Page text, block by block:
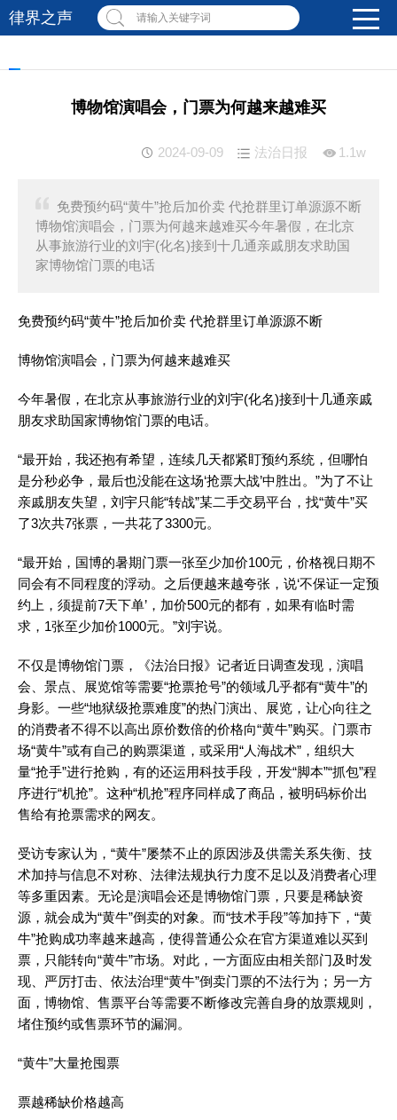
律界之声 请输入关键字词
博物馆演唱会，门票为何越来越难买
1.1w
法治日报
2024-09-09
免费预约码“黄牛”抢后加价卖 代抢群里订单源源不断
博物馆演唱会，门票为何越来越难买今年暑假，在北京
从事旅游行业的刘宇(化名)接到十几通亲戚朋友求助国
家博物馆门票的电话
免费预约码“黄牛”抢后加价卖 代抢群里订单源源不断
博物馆演唱会，门票为何越来越难买
今年暑假，在北京从事旅游行业的刘宇(化名)接到十几通亲戚
朋友求助国家博物馆门票的电话。
“最开始，我还抱有希望，连续几天都紧盯预约系统，但哪怕
是分秒必争，最后也没能在这场‘抢票大战’中胜出。”为了不让
亲戚朋友失望，刘宇只能“转战”某二手交易平台，找“黄牛”买
了3次共7张票，一共花了3300元。
“最开始，国博的暑期门票一张至少加价100元，价格视日期不
同会有不同程度的浮动。之后便越来越夸张，说‘不保证一定预
约上，须提前7天下单’，加价500元的都有，如果有临时需
求，1张至少加价1000元。”刘宇说。
不仅是博物馆门票，《法治日报》记者近日调查发现，演唱
会、景点、展览馆等需要“抢票抢号”的领域几乎都有“黄牛”的
身影。一些“地狱级抢票难度”的热门演出、展览，让心向往之
的消费者不得不以高出原价数倍的价格向“黄牛”购买。门票市
场“黄牛”或有自己的购票渠道，或采用“人海战术”，组织大
量“抢手”进行抢购，有的还运用科技手段，开发“脚本”“抓包”程
序进行“机抢”。这种“机抢”程序同样成了商品，被明码标价出
售给有抢票需求的网友。
受访专家认为，“黄牛”屡禁不止的原因涉及供需关系失衡、技
术加持与信息不对称、法律法规执行力度不足以及消费者心理
等多重因素。无论是演唱会还是博物馆门票，只要是稀缺资
源，就会成为“黄牛”倒卖的对象。而“技术手段”等加持下，“黄
牛”抢购成功率越来越高，使得普通公众在官方渠道难以买到
票，只能转向“黄牛”市场。对此，一方面应由相关部门及时发
现、严厉打击、依法治理“黄牛”倒卖门票的不法行为；另一方
面，博物馆、售票平台等需要不断修改完善自身的放票规则，
堵住预约或售票环节的漏洞。
“黄牛”大量抢囤票
票越稀缺价格越高